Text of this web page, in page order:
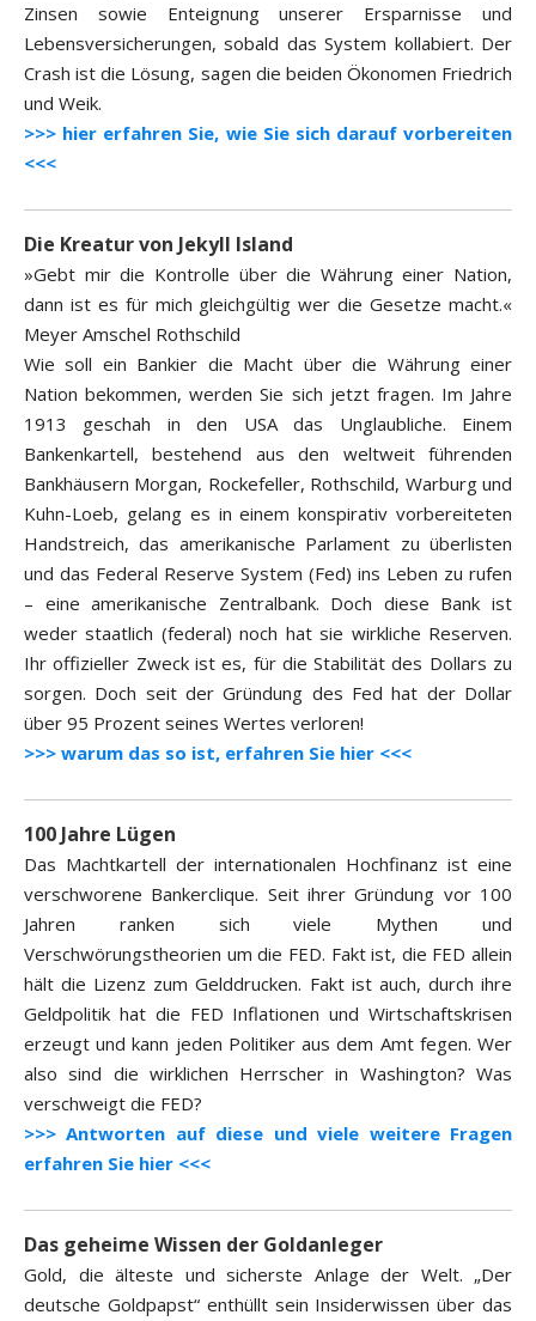
Zinsen sowie Enteignung unserer Ersparnisse und
Lebensversicherungen, sobald das System kollabiert. Der
Crash ist die Lösung, sagen die beiden Ökonomen Friedrich
und Weik.
>>> hier erfahren Sie, wie Sie sich darauf vorbereiten
<<<
Die Kreatur von Jekyll Island
»Gebt mir die Kontrolle über die Währung einer Nation,
dann ist es für mich gleichgültig wer die Gesetze macht.«
Meyer Amschel Rothschild
Wie soll ein Bankier die Macht über die Währung einer
Nation bekommen, werden Sie sich jetzt fragen. Im Jahre
1913 geschah in den USA das Unglaubliche. Einem
Bankenkartell, bestehend aus den weltweit führenden
Bankhäusern Morgan, Rockefeller, Rothschild, Warburg und
Kuhn-Loeb, gelang es in einem konspirativ vorbereiteten
Handstreich, das amerikanische Parlament zu überlisten
und das Federal Reserve System (Fed) ins Leben zu rufen
– eine amerikanische Zentralbank. Doch diese Bank ist
weder staatlich (federal) noch hat sie wirkliche Reserven.
Ihr offizieller Zweck ist es, für die Stabilität des Dollars zu
sorgen. Doch seit der Gründung des Fed hat der Dollar
über 95 Prozent seines Wertes verloren!
>>> warum das so ist, erfahren Sie hier <<<
100 Jahre Lügen
Das Machtkartell der internationalen Hochfinanz ist eine
verschworene Bankerclique. Seit ihrer Gründung vor 100
Jahren ranken sich viele Mythen und
Verschwörungstheorien um die FED. Fakt ist, die FED allein
hält die Lizenz zum Gelddrucken. Fakt ist auch, durch ihre
Geldpolitik hat die FED Inflationen und Wirtschaftskrisen
erzeugt und kann jeden Politiker aus dem Amt fegen. Wer
also sind die wirklichen Herrscher in Washington? Was
verschweigt die FED?
>>> Antworten auf diese und viele weitere Fragen
erfahren Sie hier <<<
Das geheime Wissen der Goldanleger
Gold, die älteste und sicherste Anlage der Welt. „Der
deutsche Goldpapst“ enthüllt sein Insiderwissen über das